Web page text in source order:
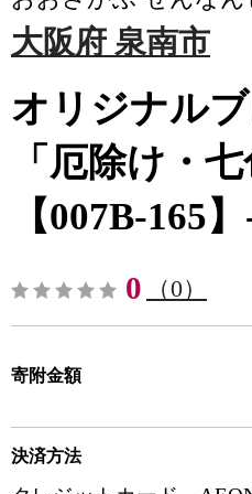
大阪府 泉南市
オリジナル
「厄除け・
【007B-165
0 （0）
寄附金額
決済方法